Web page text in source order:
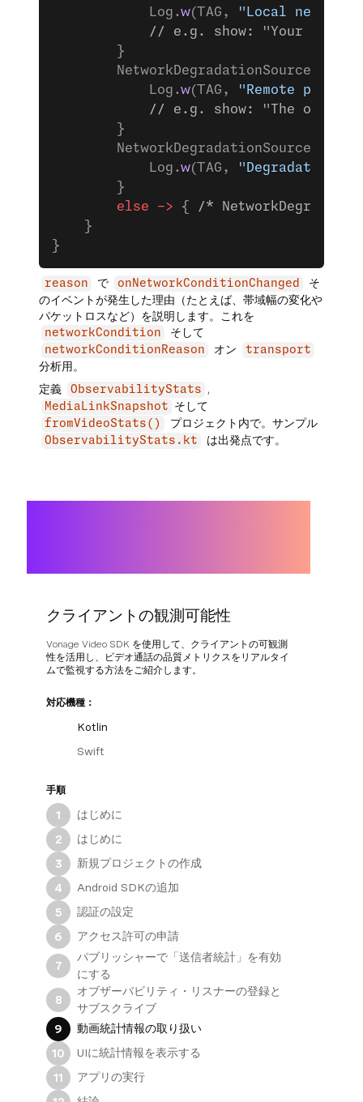
            Log.
w(TAG,
"Local network
// e.g. show: "Your
        }
            Log.
w(TAG,
"Remote
// e.g. show: "The other
        }
            Log.
w(TAG,
"Degradation
        }
        else
-> {
/*
    }
}
reason で onNetworkConditionChanged
そ
のイベントが発生した理由（たとえば、帯域幅の変化や
パケットロスなど）を説明します。これを
networkCondition そして
networkConditionReason オン transport
分析用。
定義
ObservabilityStats ,
MediaLinkSnapshot そして
fromVideoStats() プロジェクト内で。サンプル
ObservabilityStats.kt は出発点です。
クライアントの観測可能性
Vonage Video SDK を使用して、クライアントの可観測
性を活用し、ビデオ通話の品質メトリクスをリアルタイ
ムで監視する方法をご紹介します。
対応機種：
Kotlin
Swift
手順
1
はじめに
2
はじめに
3
新規プロジェクトの作成
4
Android SDKの追加
5
認証の設定
6
アクセス許可の申請
7
パブリッシャーで「送信者統計」を有効
にする
8
オブザーバビリティ・リスナーの登録と
サブスクライブ
9
動画統計情報の取り扱い
10
UIに統計情報を表示する
11
アプリの実行